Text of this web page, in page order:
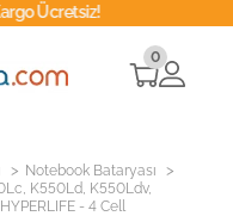
0
> Notebook Bataryası >
K550Ld, K550Ldv,
- 4 Cell